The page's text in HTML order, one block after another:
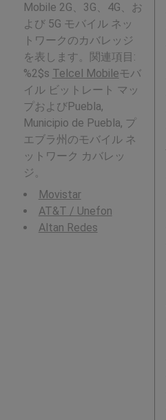
Mobile 2G、3G、4G、お
よび 5G モバイル ネッ
トワークのカバレッジ
を表します。関連項目:
%2$s Telcel Mobileモバ
イル ビットレート マッ
プおよびPuebla,
Municipio de Puebla, プ
エブラ州のモバイル ネ
ットワーク カバレッ
ジ。
Movistar
AT&T / Unefon
Altan Redes